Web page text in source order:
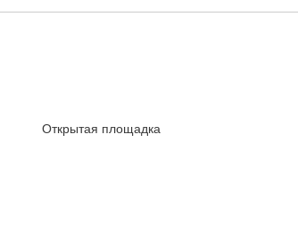
Открытая площадка